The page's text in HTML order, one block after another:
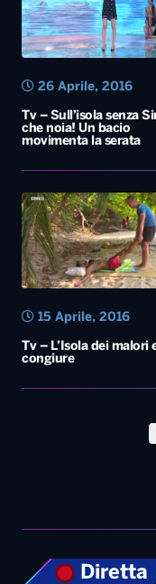
Tv – Sull’isola senza
che noia! Un bacio
movimenta la serata
26 Aprile, 2016
Tv – L’Isola dei malori
congiure
15 Aprile, 2016
Diretta